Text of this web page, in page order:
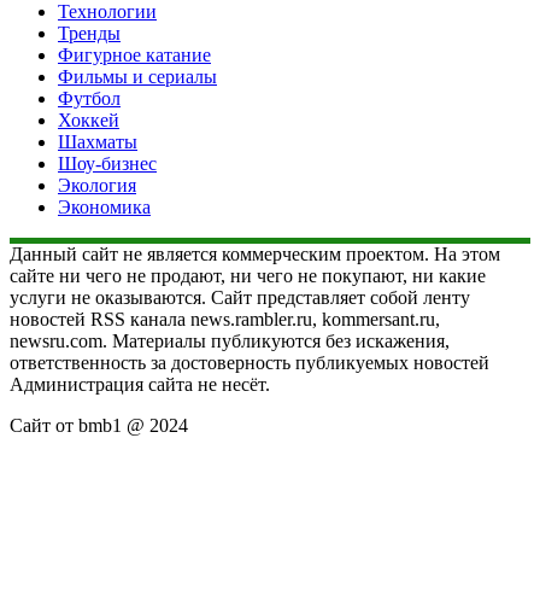
Технологии
Тренды
Фигурное катание
Фильмы и сериалы
Футбол
Хоккей
Шахматы
Шоу-бизнес
Экология
Экономика
Данный сайт не является коммерческим проектом. На этом
сайте ни чего не продают, ни чего не покупают, ни какие
услуги не оказываются. Сайт представляет собой ленту
новостей RSS канала news.rambler.ru, kommersant.ru,
newsru.com. Материалы публикуются без искажения,
ответственность за достоверность публикуемых новостей
Администрация сайта не несёт.
Сайт от bmb1 @ 2024